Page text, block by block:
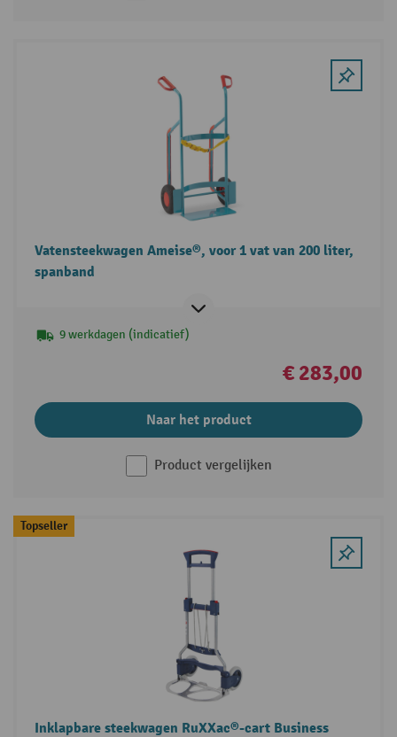
Vatensteekwagen Ameise®, voor 1 vat van 200 liter,
spanband
9 werkdagen (indicatief)
€ 283,00
Naar het product
Product vergelijken
Topseller
Inklapbare steekwagen RuXXac®-cart Business